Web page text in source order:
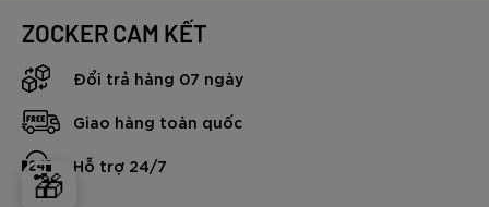
🎁
ZOCKER CAM KẾT
Đổi trả hàng 07 ngày
Giao hàng toàn quốc
Hỗ trợ 24/7